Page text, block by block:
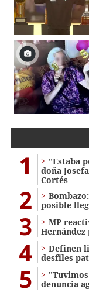
1
"Estaba
doña
Cortés
2
posible
3
MP
4
Definen
desfiles
5
denuncia